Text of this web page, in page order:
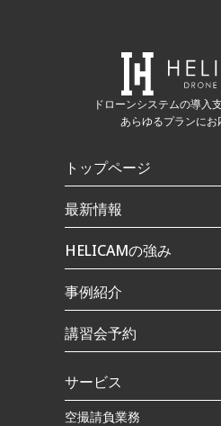
ドローンシステムの導入
あらゆるプランにお
トップページ
最新情報
HELICAMの強み
事例紹介
講習会予約
サービス
空撮請負業務